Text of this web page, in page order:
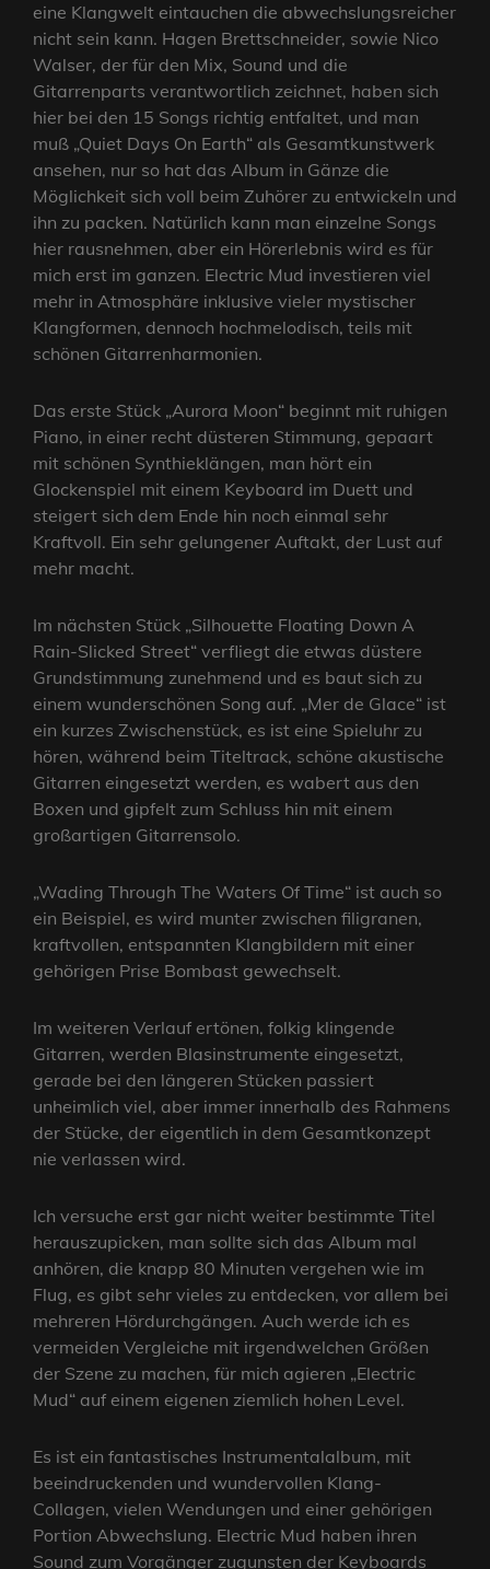
eine Klangwelt eintauchen die abwechslungsreicher
nicht sein kann. Hagen Brettschneider, sowie Nico
Walser, der für den Mix, Sound und die
Gitarrenparts verantwortlich zeichnet, haben sich
hier bei den 15 Songs richtig entfaltet, und man
muß „Quiet Days On Earth“ als Gesamtkunstwerk
ansehen, nur so hat das Album in Gänze die
Möglichkeit sich voll beim Zuhörer zu entwickeln und
ihn zu packen. Natürlich kann man einzelne Songs
hier rausnehmen, aber ein Hörerlebnis wird es für
mich erst im ganzen. Electric Mud investieren viel
mehr in Atmosphäre inklusive vieler mystischer
Klangformen, dennoch hochmelodisch, teils mit
schönen Gitarrenharmonien.
Das erste Stück „Aurora Moon“ beginnt mit ruhigen
Piano, in einer recht düsteren Stimmung, gepaart
mit schönen Synthieklängen, man hört ein
Glockenspiel mit einem Keyboard im Duett und
steigert sich dem Ende hin noch einmal sehr
Kraftvoll. Ein sehr gelungener Auftakt, der Lust auf
mehr macht.
Im nächsten Stück „Silhouette Floating Down A
Rain-Slicked Street“ verfliegt die etwas düstere
Grundstimmung zunehmend und es baut sich zu
einem wunderschönen Song auf. „Mer de Glace“ ist
ein kurzes Zwischenstück, es ist eine Spieluhr zu
hören, während beim Titeltrack, schöne akustische
Gitarren eingesetzt werden, es wabert aus den
Boxen und gipfelt zum Schluss hin mit einem
großartigen Gitarrensolo.
„Wading Through The Waters Of Time“ ist auch so
ein Beispiel, es wird munter zwischen filigranen,
kraftvollen, entspannten Klangbildern mit einer
gehörigen Prise Bombast gewechselt.
Im weiteren Verlauf ertönen, folkig klingende
Gitarren, werden Blasinstrumente eingesetzt,
gerade bei den längeren Stücken passiert
unheimlich viel, aber immer innerhalb des Rahmens
der Stücke, der eigentlich in dem Gesamtkonzept
nie verlassen wird.
Ich versuche erst gar nicht weiter bestimmte Titel
herauszupicken, man sollte sich das Album mal
anhören, die knapp 80 Minuten vergehen wie im
Flug, es gibt sehr vieles zu entdecken, vor allem bei
mehreren Hördurchgängen. Auch werde ich es
vermeiden Vergleiche mit irgendwelchen Größen
der Szene zu machen, für mich agieren „Electric
Mud“ auf einem eigenen ziemlich hohen Level.
Es ist ein fantastisches Instrumentalalbum, mit
beeindruckenden und wundervollen Klang-
Collagen, vielen Wendungen und einer gehörigen
Portion Abwechslung. Electric Mud haben ihren
Sound zum Vorgänger zugunsten der Keyboards